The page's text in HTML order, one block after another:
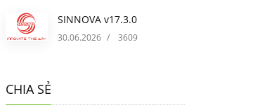
SINNOVA v17.3.0
30.06.2026 / 3609
CHIA SẺ